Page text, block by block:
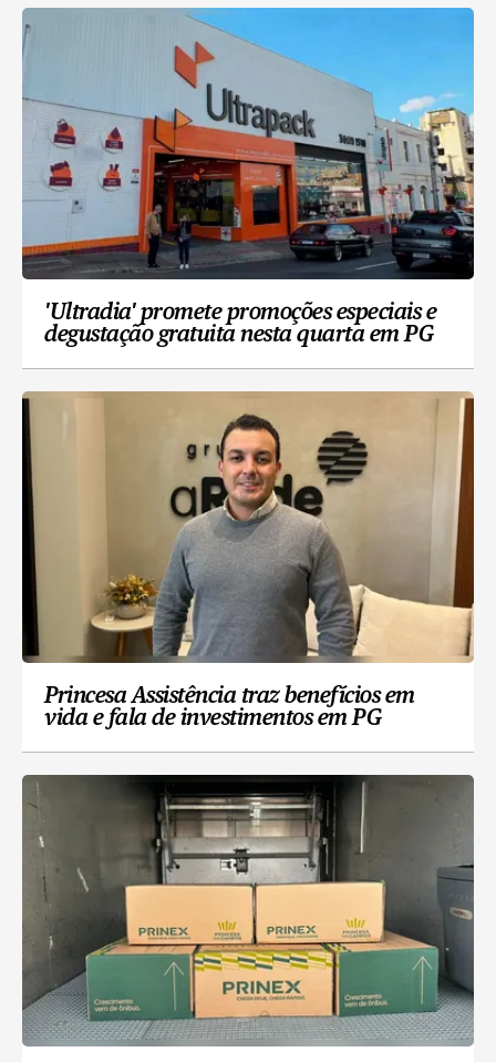
'Ultradia' promete promoções especiais e
degustação gratuita nesta quarta em PG
Princesa Assistência traz benefícios em
vida e fala de investimentos em PG